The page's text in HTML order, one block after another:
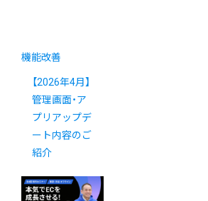
機能改善
【2026年4月】
管理画面・ア
プリアップデ
ート内容のご
紹介